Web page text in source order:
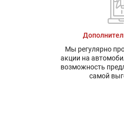
Мы регулярно
акции на
возможность
самой